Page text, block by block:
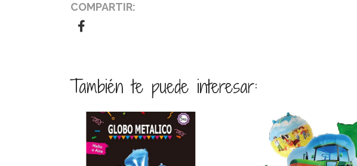
COMPARTIR:
También te puede interesar: